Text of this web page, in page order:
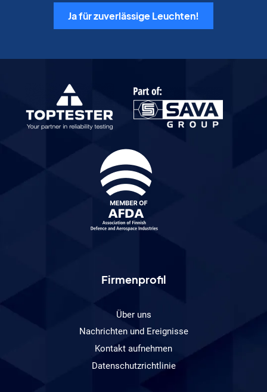
Ja für zuverlässige Leuchten!
Firmenprofil
Über uns
Nachrichten und Ereignisse
Kontakt aufnehmen
Datenschutzrichtlinie